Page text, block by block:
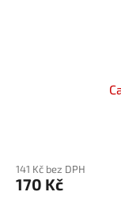
141 Kč bez DPH
170 Kč